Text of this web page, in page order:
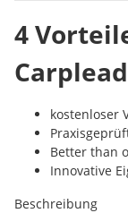
4
kostenloser
Better than
Innovative
Beschreibung